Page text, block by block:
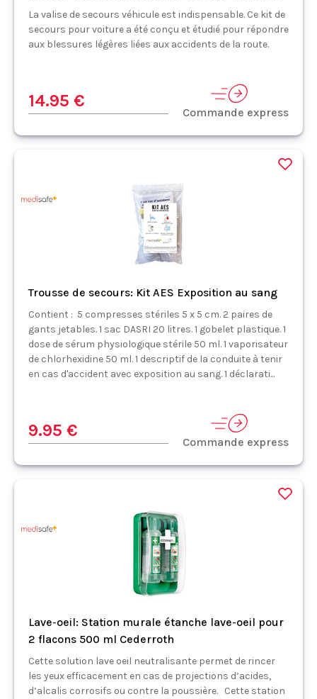
La valise de secours véhicule est indispensable. Ce kit de
secours pour voiture a été conçu et étudié pour répondre
aux blessures légères liées aux accidents de la route.
14.95 €
Commande express
Trousse de secours: Kit AES Exposition au sang
Contient : 5 compresses stériles 5 x 5 cm. 2 paires de
gants jetables. 1 sac DASRI 20 litres. 1 gobelet plastique. 1
dose de sérum physiologique stérile 50 ml. 1 vaporisateur
de chlorhexidine 50 ml. 1 descriptif de la conduite à tenir
en cas d'accident avec exposition au sang. 1 déclarati...
9.95 €
Commande express
Lave-oeil: Station murale étanche lave-oeil pour
2 flacons 500 ml Cederroth
Cette solution lave oeil neutralisante permet de rincer
les yeux efficacement en cas de projections d’acides,
d’alcalis corrosifs ou contre la poussière. Cette station